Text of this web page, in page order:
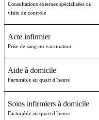
Consultations externes spécialisées ou
visite de contrôle
Acte infirmier
Prise de sang ou vaccination
Aide à domicile
Facturable au quart d’heure
Soins infirmiers à domicile
Facturable au quart d’heure